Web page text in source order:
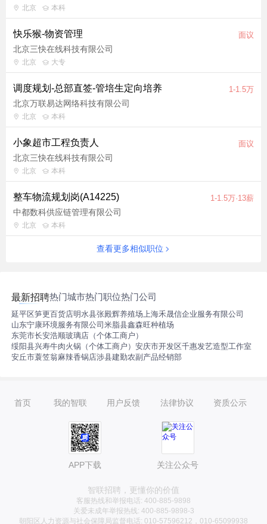
者可深度参与新型设备的原型测试与规模落地； 6. 标准体系建设
与培训赋能：制定并持续迭代设备操作SOP（含数字化培训资
料），对门店/前置仓运维人员开展技能培训，打造标准化属地维
保能力； 7. 供应商管理与采购支持：协助采购部门完成冷链设备
及维保供应商招标；建立供应商技术评估标准和绩效考核体系，
本科及以上学历，暖通制冷、机电自动化、冷链工程等相关专
业； 2. 3年以上冷链设备设计、安装或维护管理工作经验； 3. 熟
悉主流商用冷链设备原理（商业冷柜、大中型冷库、压缩机组
能力，能独立梳理设备规划需求并输出技术方案； 5. 具备项目管
理能力，能推动设备优化改造项目落地。 6. 有IoT设备监控平台
或远程运维系统使用/实施经验； 7. 了解AI预测性维护、设备故障
诊断算法在冷链场景的应用； 8. 有冷链设备或相关硬件研发经验
（含原型测试、技术参数标准制定）； 具备以下者优先 1. 具有5
年以上零售连锁行业冷链设备管理经验者优先； 2. 具有冷链或相
关设备研发经验者优先； 3. 有类似前置仓或物流仓工程设备维护
管理者经验者优先。 岗位亮点 小象超市在全国运营数千家前置
冷链保障难题，学习AI辅助故障诊断、用数据平台做能耗决策、
用自动化替代重复工单。
北京 本科
快乐猴-物资管理 面议
北京三快在线科技有限公司
北京 大专
调度规划-总部直签-管培生定向培养 1-1.5万
北京万联易达网络科技有限公司
北京 本科
小象超市工程负责人 面议
北京三快在线科技有限公司
北京 本科
整车物流规划岗(A14225) 1-1.5万·13薪
中都数科供应链管理有限公司
北京 本科
查看更多相似职位
最新招聘热门城市热门职位热门公司
延平区笋更百货店明水县张殿辉养殖场上海禾晟信企业服务有限公司
山东宁康环境服务有限公司米脂县鑫森旺种植场
东莞市长安浩顺玻璃店（个体工商户）
绥阳县兴寿牛肉火锅（个体工商户）安庆市开发区千惠发艺造型工作室
安丘市蓑笠翁麻辣香锅店涉县建勤农副产品经销部
首页 我的智联 用户反馈 法律协议 资质公示
APP下载 关注公众号
智联招聘，更懂你的价值
客服热线和举报电话: 400-885-9898
关爱未成年举报热线: 400-885-9898-3
朝阳区人力资源与社会保障局监督电话: 010-57596212，010-65099938